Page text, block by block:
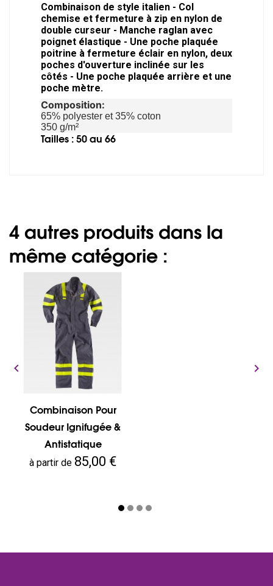
Combinaison de style italien - Col
chemise et fermeture à zip en nylon de
double curseur - Manche raglan avec
poignet élastique - Une poche plaquée
poitrine à fermeture éclair en nylon, deux
poches d'ouverture inclinée sur les
côtés - Une poche plaquée arrière et une
poche mètre.
Composition:
65% polyester et 35% coton
350 g/m²
Tailles : 50 au 66
4 autres produits dans la
même catégorie :
Combinaison Pour
Soudeur Ignifugée &
Antistatique
Prix
à partir de 85,00 €
 